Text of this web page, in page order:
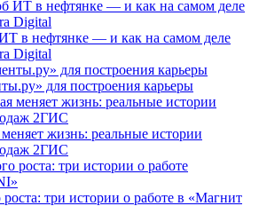
в нефтянке — и как на самом деле
Digital
для построения карьеры
меняет жизнь: реальные истории
2ГИС
три истории о работе в «Магнит